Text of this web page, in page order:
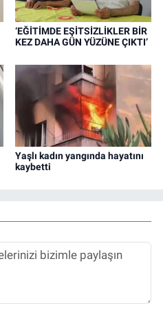
‘EĞİTİMDE EŞİTSİZLİKLER BİR
KEZ DAHA GÜN YÜZÜNE ÇIKTI’
Yaşlı kadın yangında hayatını
kaybetti